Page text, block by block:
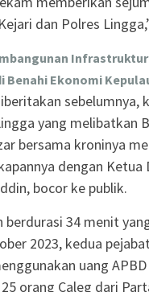
dan Polres
Infrastruktur
Benahi Ekonomi
sebelumnya,
yang melibatkan
bersama kroninya
dengan Ketua
bocor ke publik.
berdurasi 34 menit
2023, kedua
uang
orang Caleg dari